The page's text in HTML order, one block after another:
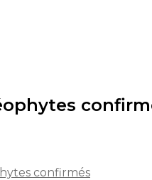
confirmés